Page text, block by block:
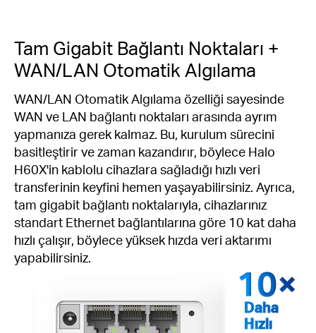
Tam Gigabit Bağlantı Noktaları +
WAN/LAN Otomatik Algılama
WAN/LAN Otomatik Algılama özelliği sayesinde
WAN ve LAN bağlantı noktaları arasında ayrım
yapmanıza gerek kalmaz. Bu, kurulum sürecini
basitleştirir ve zaman kazandırır, böylece Halo
H60X'in kablolu cihazlara sağladığı hızlı veri
transferinin keyfini hemen yaşayabilirsiniz. Ayrıca,
tam gigabit bağlantı noktalarıyla, cihazlarınız
standart Ethernet bağlantılarına göre 10 kat daha
hızlı çalışır, böylece yüksek hızda veri aktarımı
yapabilirsiniz.
Daha
Hızlı